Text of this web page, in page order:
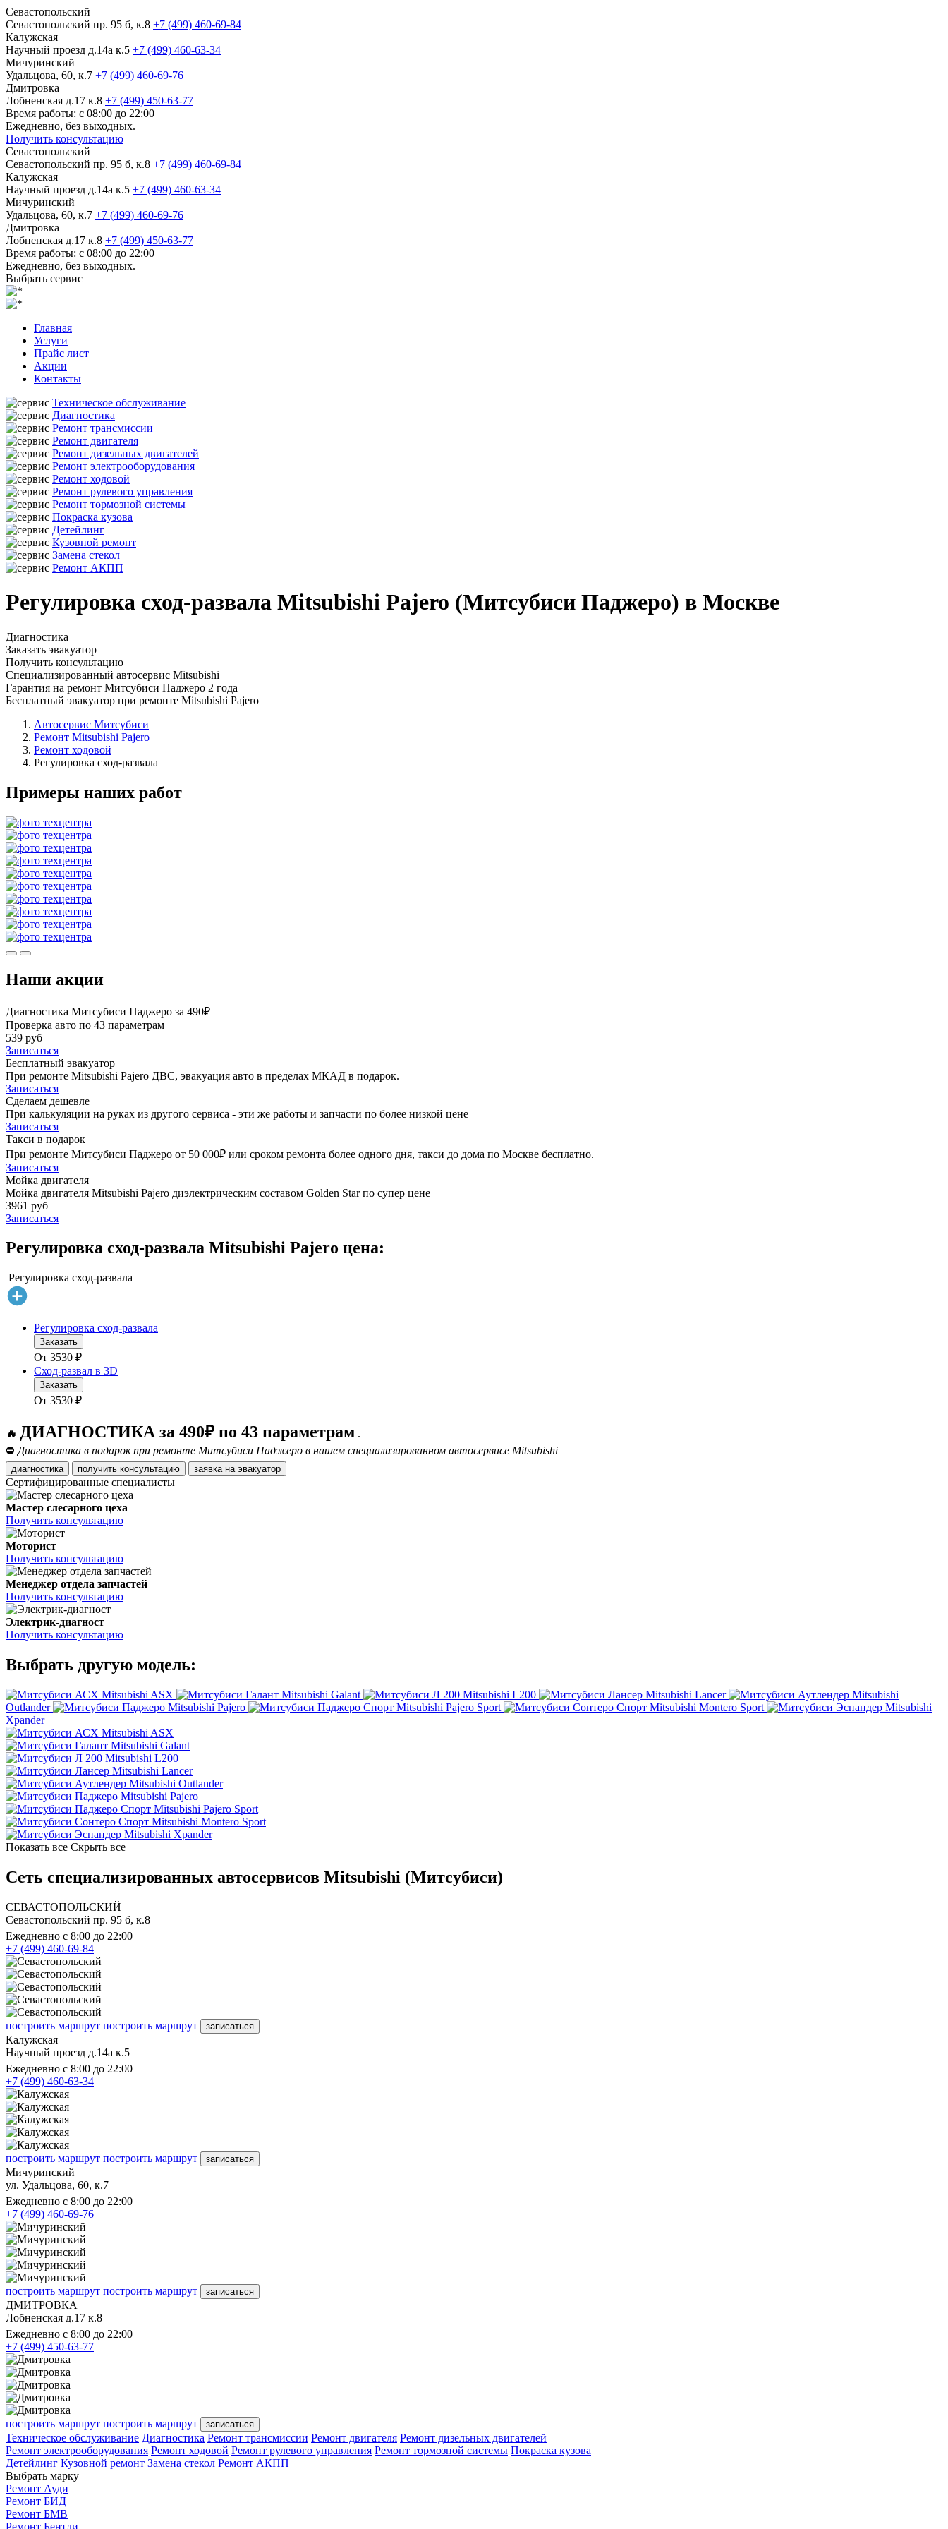
Севастопольский
Севастопольский пр. 95 б, к.8 +7 (499) 460-69-84
Калужская
Научный проезд д.14а к.5 +7 (499) 460-63-34
Мичуринский
Удальцова, 60, к.7 +7 (499) 460-69-76
Дмитровка
Лобненская д.17 к.8 +7 (499) 450-63-77
Время работы: с 08:00 до 22:00
Ежедневно, без выходных.
Получить консультацию
Севастопольский
Севастопольский пр. 95 б, к.8 +7 (499) 460-69-84
Калужская
Научный проезд д.14а к.5 +7 (499) 460-63-34
Мичуринский
Удальцова, 60, к.7 +7 (499) 460-69-76
Дмитровка
Лобненская д.17 к.8 +7 (499) 450-63-77
Время работы: с 08:00 до 22:00
Ежедневно, без выходных.
Выбрать сервис
Главная
Услуги
Прайс лист
Акции
Контакты
Техническое обслуживание
Диагностика
Ремонт трансмиссии
Ремонт двигателя
Ремонт дизельных двигателей
Ремонт электрооборудования
Ремонт ходовой
Ремонт рулевого управления
Ремонт тормозной системы
Покраска кузова
Детейлинг
Кузовной ремонт
Замена стекол
Ремонт АКПП
Регулировка сход-развала Mitsubishi Pajero (Митсубиси Паджеро) в Москве
Диагностика
Заказать эвакуатор
Получить консультацию
Специализированный автосервис Mitsubishi
Гарантия на ремонт Митсубиси Паджеро 2 года
Бесплатный эвакуатор при ремонте Mitsubishi Pajero
Автосервис Митсубиси
Ремонт Mitsubishi Pajero
Ремонт ходовой
Регулировка сход-развала
Примеры наших работ
Наши акции
Диагностика Митсубиси Паджеро за 490₽
Проверка авто по 43 параметрам
539 руб
Записаться
Бесплатный эвакуатор
При ремонте Mitsubishi Pajero ДВС, эвакуация авто в пределах МКАД в подарок.
Записаться
Сделаем дешевле
При калькуляции на руках из другого сервиса - эти же работы и запчасти по более низкой цене
Записаться
Такси в подарок
При ремонте Митсубиси Паджеро от 50 000₽ или сроком ремонта более одного дня, такси до дома по Москве бесплатно.
Записаться
Мойка двигателя
Мойка двигателя Mitsubishi Pajero диэлектрическим составом Golden Star по супер цене
3961 руб
Записаться
Регулировка сход-развала Mitsubishi Pajero цена:
Регулировка сход-развала
Регулировка сход-развала
Заказать
От 3530 ₽
Сход-развал в 3D
Заказать
От 3530 ₽
🔥 ДИАГНОСТИКА за 490₽ по 43 параметрам .
⛔ Диагностика в подарок при ремонте Митсубиси Паджеро в нашем специализированном автосервисе Mitsubishi
диагностика получить консультацию заявка на эвакуатор
Сертифицированные специалисты
Мастер слесарного цеха
Получить консультацию
Моторист
Получить консультацию
Менеджер отдела запчастей
Получить консультацию
Электрик-диагност
Получить консультацию
Выбрать другую модель:
Mitsubishi ASX Mitsubishi Galant Mitsubishi L200 Mitsubishi Lancer
Mitsubishi
Outlander
Mitsubishi Pajero Mitsubishi Pajero Sport Mitsubishi Montero Sport
Mitsubishi
Xpander
Mitsubishi ASX
Mitsubishi Galant
Mitsubishi L200
Mitsubishi Lancer
Mitsubishi Outlander
Mitsubishi Pajero
Mitsubishi Pajero Sport
Mitsubishi Montero Sport
Mitsubishi Xpander
Показать все Скрыть все
Сеть специализированных автосервисов Mitsubishi (Митсубиси)
СЕВАСТОПОЛЬСКИЙ
Севастопольский пр. 95 б, к.8
Ежедневно с 8:00 до 22:00
+7 (499) 460-69-84
построить маршрут построить маршрут записаться
Калужская
Научный проезд д.14а к.5
Ежедневно с 8:00 до 22:00
+7 (499) 460-63-34
построить маршрут построить маршрут записаться
Мичуринский
ул. Удальцова, 60, к.7
Ежедневно с 8:00 до 22:00
+7 (499) 460-69-76
построить маршрут построить маршрут записаться
ДМИТРОВКА
Лобненская д.17 к.8
Ежедневно с 8:00 до 22:00
+7 (499) 450-63-77
построить маршрут построить маршрут записаться
Техническое обслуживание Диагностика Ремонт трансмиссии Ремонт двигателя Ремонт дизельных двигателей
Ремонт электрооборудования Ремонт ходовой Ремонт рулевого управления Ремонт тормозной системы Покраска кузова
Детейлинг Кузовной ремонт Замена стекол Ремонт АКПП
Выбрать марку
Ремонт Ауди
Ремонт БИД
Ремонт БМВ
Ремонт Бентли